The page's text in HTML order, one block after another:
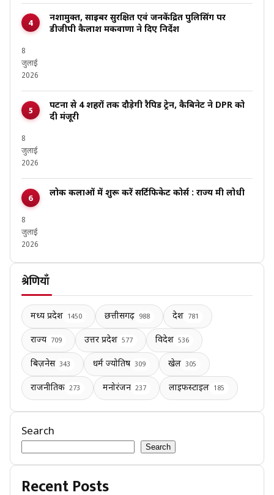
नशामुक्त, साइबर सुरक्षित एवं जनकेंद्रित पुलिसिंग पर
डीजीपी कैलाश मकवाणा ने दिए निर्देश
8
जुलाई
2026
पटना से 4 शहरों तक दौड़ेगी रैपिड ट्रेन, कैबिनेट ने DPR को
दी मंजूरी
8
जुलाई
2026
लोक कलाओं में शुरू करें सर्टिफिकेट कोर्स : राज्य मंत्री लोधी
8
जुलाई
2026
श्रेणियाँ
मध्य प्रदेश 1450 छत्तीसगढ़ 988 देश 781
राज्य 709 उत्तर प्रदेश 577 विदेश 536
बिज़नेस 343 धर्म ज्योतिष 309 खेल 305
राजनीतिक 273 मनोरंजन 237 लाइफस्टाइल 185
Search
Search
Recent Posts